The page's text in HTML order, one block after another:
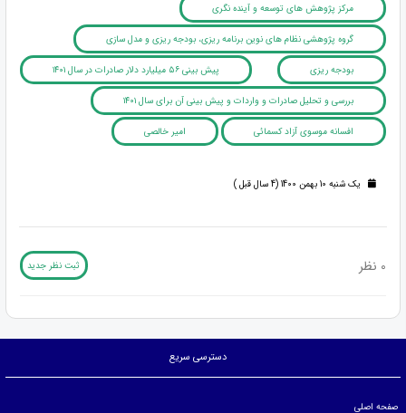
مرکز پژوهش های توسعه و آینده نگری
گروه پژوهشی نظام های نوین برنامه ریزی، بودجه ریزی و مدل سازی
بودجه ریزی پیش بینی ۵۶ میلیارد دلار صادرات در سال ۱۴۰۱
بررسی و تحلیل صادرات و واردات و پیش بینی آن برای سال ۱۴۰۱
افسانه موسوی آزاد کسمائی امیر خالصی
یک شنبه 10 بهمن 1400 (4 سال قبل )
0 نظر ثبت نظر جدید
دسترسی سریع
صفحه اصلی